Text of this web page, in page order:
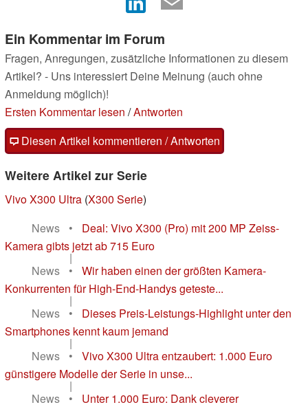
Ein Kommentar im Forum
Fragen, Anregungen, zusätzliche Informationen zu diesem
Artikel? - Uns interessiert Deine Meinung (auch ohne
Anmeldung möglich)!
Ersten Kommentar lesen /Antworten
Diesen Artikel kommentieren / Antworten
Weitere Artikel zur Serie
Vivo X300 Ultra (X300 Serie)
News
•
Deal: Vivo X300 (Pro) mit 200 MP Zeiss-
Kamera gibts jetzt ab 715 Euro
|
News
•
Wir haben einen der größten Kamera-
Konkurrenten für High-End-Handys geteste...
|
News
•
Dieses Preis-Leistungs-Highlight unter den
Smartphones kennt kaum jemand
|
News
•
Vivo X300 Ultra entzaubert: 1.000 Euro
günstigere Modelle der Serie in unse...
|
News
•
Unter 1.000 Euro: Dank cleverer